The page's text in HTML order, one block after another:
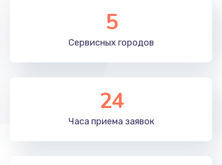
5
Сервисных городов
24
Часа приема заявок